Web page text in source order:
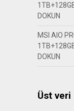
DOKUN
MSI AIO
DOKUN
Üst veri